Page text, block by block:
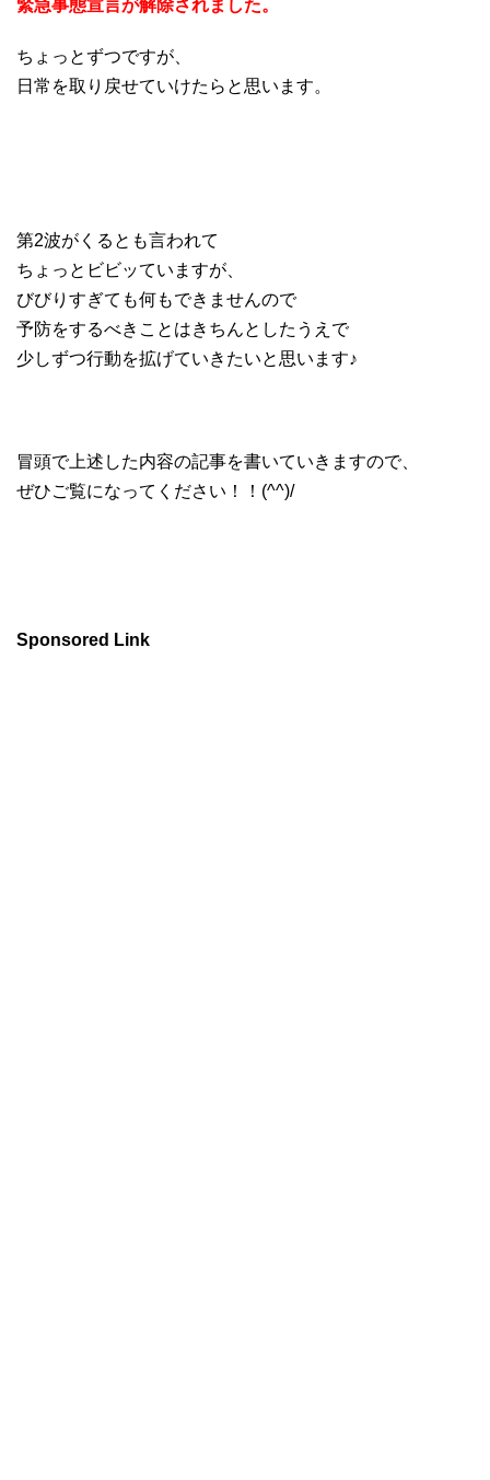
緊急事態宣言が解除されました。
ちょっとずつですが、
日常を取り戻せていけたらと思います。
第2波がくるとも言われて
ちょっとビビッていますが、
びびりすぎても何もできませんので
予防をするべきことはきちんとしたうえで
少しずつ行動を拡げていきたいと思います♪
冒頭で上述した内容の記事を書いていきますので、
ぜひご覧になってください！！(^^)/
Sponsored Link